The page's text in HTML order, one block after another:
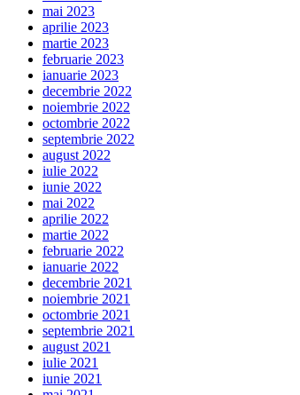
mai 2023
aprilie 2023
martie 2023
februarie 2023
ianuarie 2023
decembrie 2022
noiembrie 2022
octombrie 2022
septembrie 2022
august 2022
iulie 2022
iunie 2022
mai 2022
aprilie 2022
martie 2022
februarie 2022
ianuarie 2022
decembrie 2021
noiembrie 2021
octombrie 2021
septembrie 2021
august 2021
iulie 2021
iunie 2021